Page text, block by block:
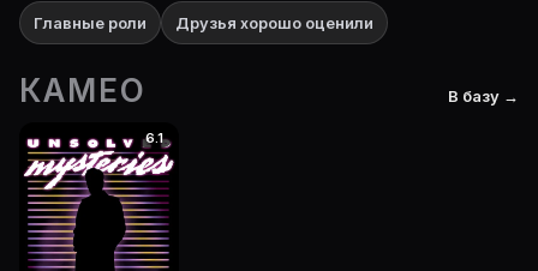
Главные роли Друзья хорошо оценили
КАМЕО В базу →
6.1